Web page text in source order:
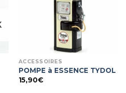
ACCESSOIRES
POMPE à ESSENCE TYDOL
15,90€